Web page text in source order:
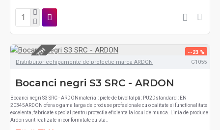
LIVRARE 48-72H
--23 %
Distribuitor echipamente de protectie marca ARDON
G1055
Bocanci negri S3 SRC - ARDON
Bocanci negri S3 SRC - ARDONmaterial: piele de bivoltalpă : PU2Dstandard : EN
20345ARDON ofera o gama larga de produse profesionale cu o calitate si functionalitate
excelenta, fabricate special pentru protectia eficienta la locul de munca. Linia de produse
Ardon sunt realizate in conformitate cu sta..